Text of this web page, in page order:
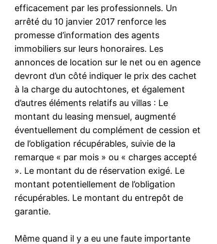
efficacement par les professionnels. Un
arrêté du 10 janvier 2017 renforce les
promesse d’information des agents
immobiliers sur leurs honoraires. Les
annonces de location sur le net ou en agence
devront d’un côté indiquer le prix des cachet
à la charge du autochtones, et également
d’autres éléments relatifs au villas : Le
montant du leasing mensuel, augmenté
éventuellement du complément de cession et
de l’obligation récupérables, suivie de la
remarque « par mois » ou « charges accepté
». Le montant du de réservation exigé. Le
montant potentiellement de l’obligation
récupérables. Le montant du entrepôt de
garantie.
Même quand il y a eu une faute importante